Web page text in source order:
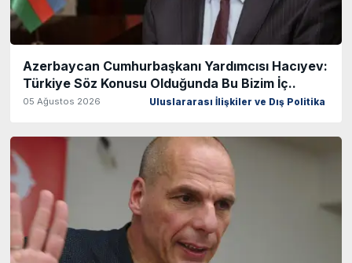
Azerbaycan Cumhurbaşkanı Yardımcısı Hacıyev:
Türkiye Söz Konusu Olduğunda Bu Bizim İç..
05 Ağustos 2026 Uluslararası İlişkiler ve Dış Politika